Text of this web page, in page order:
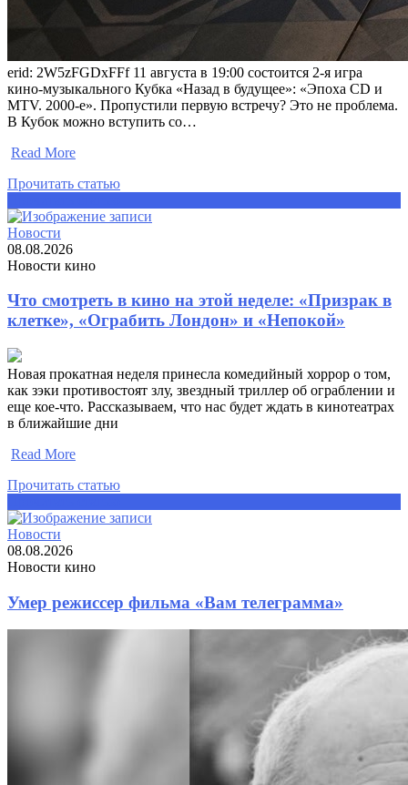
erid: 2W5zFGDxFFf 11 августа в 19:00 состоится 2-я игра
кино-музыкального Кубка «Назад в будущее»: «Эпоха CD и
MTV. 2000-е». Пропустили первую встречу? Это не проблема.
В Кубок можно вступить со…
Read More
Прочитать статью
Новости
08.08.2026
Новости кино
Что смотреть в кино на этой неделе: «Призрак в
клетке», «Ограбить Лондон» и «Непокой»
Новая прокатная неделя принесла комедийный хоррор о том,
как зэки противостоят злу, звездный триллер об ограблении и
еще кое-что. Рассказываем, что нас будет ждать в кинотеатрах
в ближайшие дни
Read More
Прочитать статью
Новости
08.08.2026
Новости кино
Умер режиссер фильма «Вам телеграмма»